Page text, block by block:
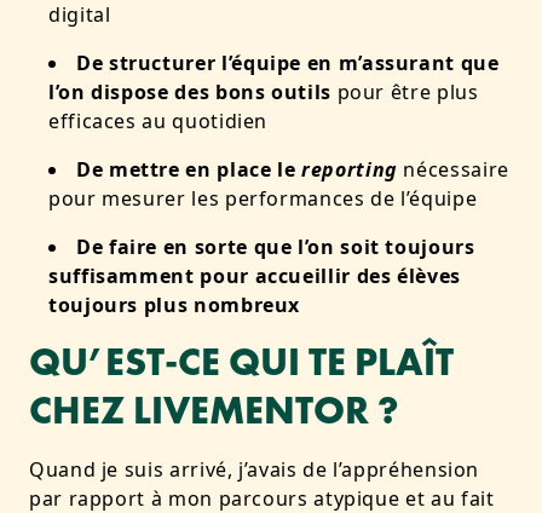
digital
De structurer l’équipe en m’assurant que
l’on dispose des bons outils pour être plus
efficaces au quotidien
De mettre en place lereporting nécessaire
pour mesurer les performances de l’équipe
De faire en sorte que l’on soit toujours
suffisamment pour accueillir des élèves
toujours plus nombreux
QU’EST-CE QUI TE PLAÎT
CHEZ LIVEMENTOR ?
Quand je suis arrivé, j’avais de l’appréhension
par rapport à mon parcours atypique et au fait